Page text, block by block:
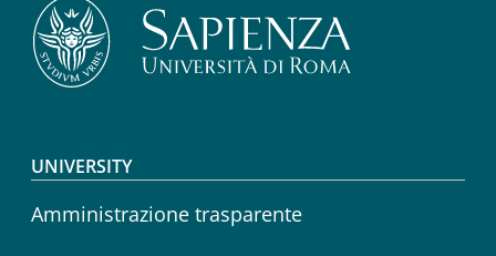
Footer menu
UNIVERSITY
Amministrazione trasparente